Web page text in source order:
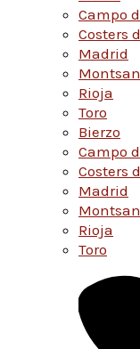
Campo
Costers
Madrid
Rioja
Toro
Bierzo
Campo
Costers
Madrid
Rioja
Toro